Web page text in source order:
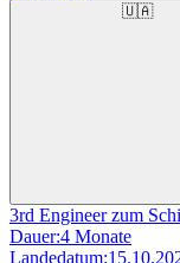
🇺🇦
3rd Engineer zum
Dauer:4 Monate
Landedatum: